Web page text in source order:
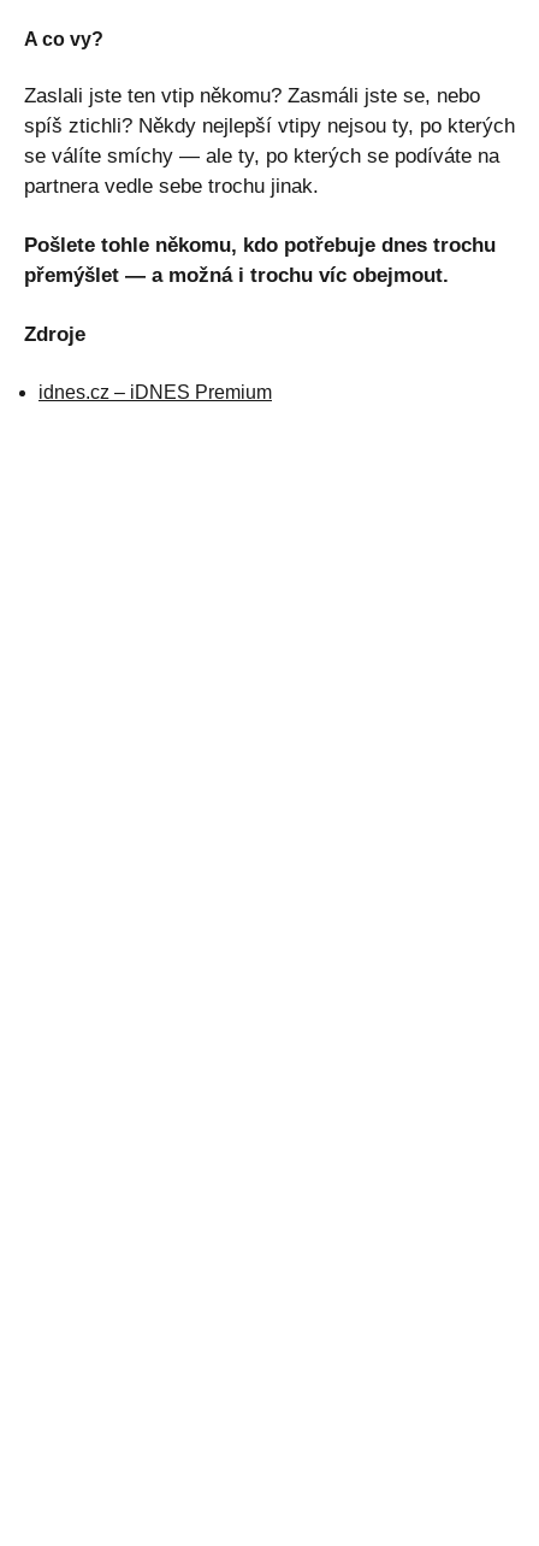
A co vy?
Zaslali jste ten vtip někomu? Zasmáli jste se, nebo
spíš ztichli? Někdy nejlepší vtipy nejsou ty, po kterých
se válíte smíchy — ale ty, po kterých se podíváte na
partnera vedle sebe trochu jinak.
Pošlete tohle někomu, kdo potřebuje dnes trochu
přemýšlet — a možná i trochu víc obejmout.
Zdroje
idnes.cz – iDNES Premium